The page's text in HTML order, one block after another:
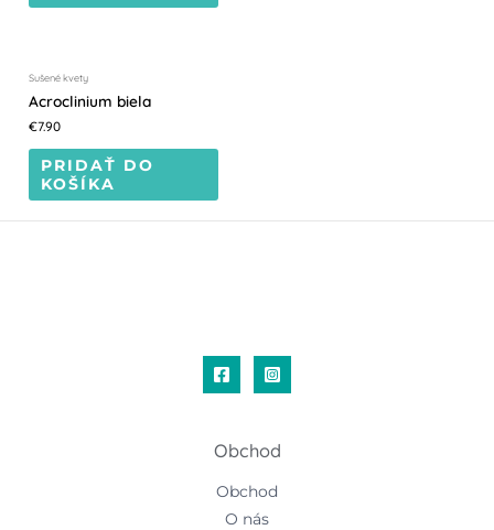
Sušené kvety
Acroclinium biela
€7.90
PRIDAŤ DO
KOŠÍKA
Obchod
Obchod
O nás